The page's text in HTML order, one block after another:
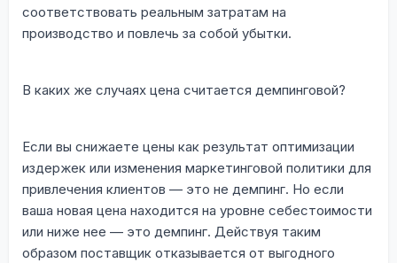
соответствовать реальным затратам на
производство и повлечь за собой убытки.
В каких же случаях цена считается демпинговой?
Если вы снижаете цены как результат оптимизации
издержек или изменения маркетинговой политики для
привлечения клиентов — это не демпинг. Но если
ваша новая цена находится на уровне себестоимости
или ниже нее — это демпинг. Действуя таким
образом поставщик отказывается от выгодного